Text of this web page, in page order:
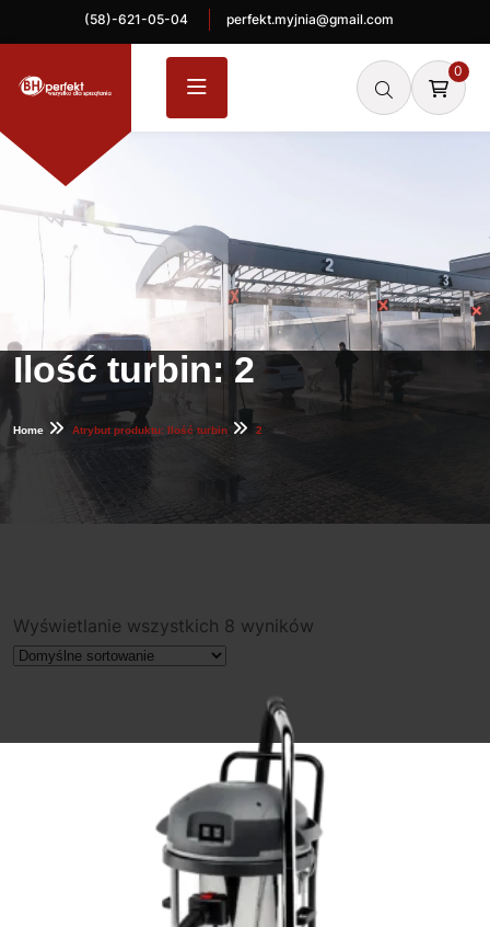
(58)-621-05-04 perfekt.myjnia@gmail.com
0
Ilość turbin: 2
Home Atrybut produktu: Ilość turbin 2
Wyświetlanie wszystkich 8 wyników